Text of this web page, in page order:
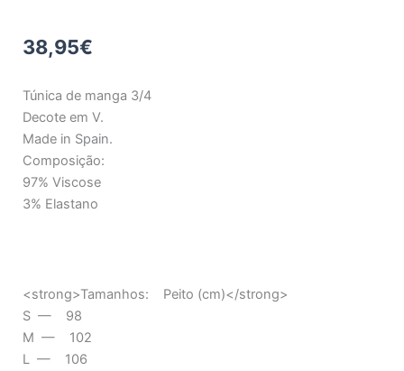
38,95€
Túnica de manga 3/4
Decote em V.
Made in Spain.
Composição:
97% Viscose
3% Elastano
<strong>Tamanhos: Peito (cm)</strong>
S — 98
M — 102
L — 106